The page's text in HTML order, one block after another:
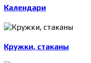
Календари
Кружки, стаканы